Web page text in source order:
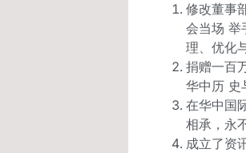
修改董事
会当场 举
理、优化
捐赠一百
华中历 史
在华中国
相承，永
成立了资